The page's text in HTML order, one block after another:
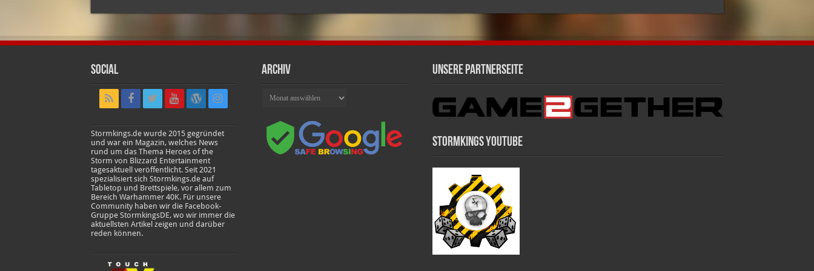
Social
Stormkings.de wurde 2015 gegründet
und war ein Magazin, welches News
rund um das Thema Heroes of the
Storm von Blizzard Entertainment
tagesaktuell veröffentlicht. Seit 2021
spezialisiert sich Stormkings.de auf
Tabletop und Brettspiele, vor allem zum
Bereich Warhammer 40K. Für unsere
Community haben wir die Facebook-
Gruppe StormkingsDE, wo wir immer die
aktuellsten Artikel zeigen und darüber
reden können.
Archiv Unsere Partnerseite
Stormkings Youtube